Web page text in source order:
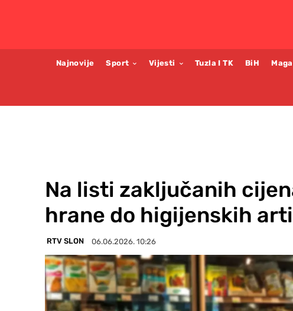
Najnovije Sport Vijesti Tuzla I TK BiH
Na listi zaključanih
hrane do higijenskih
RTV SLON 06.06.2026. 10:26